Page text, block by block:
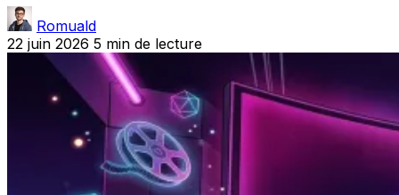
Romuald
22 juin 2026 5 min de lecture